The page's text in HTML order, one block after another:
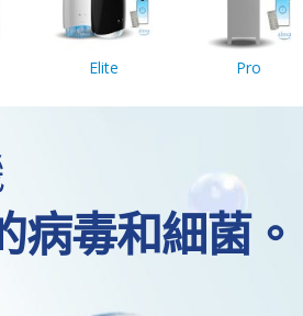
Elite Pro
病毒和細菌。